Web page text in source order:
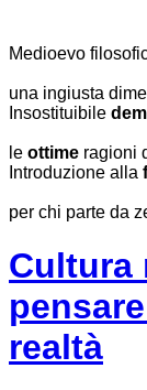
Medioevo
una ingiusta
Insostituibile
le ottime ragioni
Introduzione alla
per chi parte da
Cultura
realtà